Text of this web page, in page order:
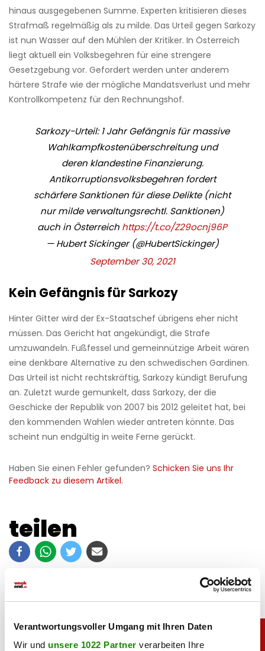
Verantwortungsvoller Umgang mit Ihren Daten
Wir und unsere 1022 Partner verarbeiten Ihre
hinaus ausgegebenen Summe. Experten kritisieren dieses
Strafmaß regelmäßig als zu milde. Das Urteil gegen Sarkozy
ist nun Wasser auf den Mühlen der Kritiker. In Österreich
liegt aktuell ein Volksbegehren für eine strengere
Gesetzgebung vor. Gefordert werden unter anderem
härtere Strafe wie der mögliche Mandatsverlust und mehr
Kontrollkompetenz für den Rechnungshof.
Sarkozy-Urteil: 1 Jahr Gefängnis für massive
Wahlkampfkostenüberschreitung und
deren klandestine Finanzierung.
Antikorruptionsvolksbegehren fordert
schärfere Sanktionen für diese Delikte (nicht
nur milde verwaltungsrechtl. Sanktionen)
auch in Österreich https://t.co/Z29ocnj96P
— Hubert Sickinger (@HubertSickinger)
September 30, 2021
Kein Gefängnis für Sarkozy
Hinter Gitter wird der Ex-Staatschef übrigens eher nicht
müssen. Das Gericht hat angekündigt, die Strafe
umzuwandeln. Fußfessel und gemeinnützige Arbeit wären
eine denkbare Alternative zu den schwedischen Gardinen.
Das Urteil ist nicht rechtskräftig, Sarkozy kündigt Berufung
an. Zuletzt wurde gemunkelt, dass Sarkozy, der die
Geschicke der Republik von 2007 bis 2012 geleitet hat, bei
den kommenden Wahlen wieder antreten könnte. Das
scheint nun endgültig in weite Ferne gerückt.
Haben Sie einen Fehler gefunden? Schicken Sie uns Ihr
Feedback zu diesem Artikel.
teilen